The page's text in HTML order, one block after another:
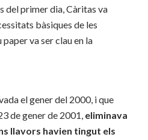
del primer dia, Càritas va
bàsiques de les
va ser clau en la
el gener del 2000, i que
de gener de 2001, eliminava
llavors havien tingut els